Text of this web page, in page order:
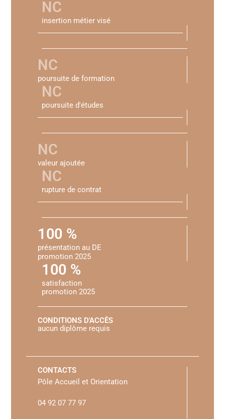
NC
insertion métier visé
NC
poursuite de formation
NC
poursuite d'études
NC
valeur ajoutée
NC
rupture de contrat
100 %
présentation au DE
promotion 2025
100 %
satisfaction
promotion 2025
CONDITIONS D'ACCÈS
aucun diplôme requis
CONTACTS
Pôle Accueil et Orientation
04 92 07 77 97